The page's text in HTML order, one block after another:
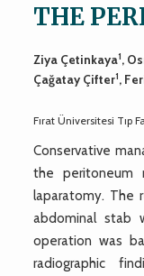
THE
Ziya Çetinkaya1,
Çağatay Çifter1,
Fırat Üniversitesi Tıp
Conservative
the peritoneum
laparatomy. The
abdominal stab
operation was
radiographic